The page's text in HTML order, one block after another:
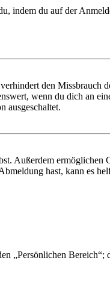
indem du auf der
den Missbrauch
wenn du dich an
ausgeschaltet.
Außerdem
hast, kann es
„Persönlichen